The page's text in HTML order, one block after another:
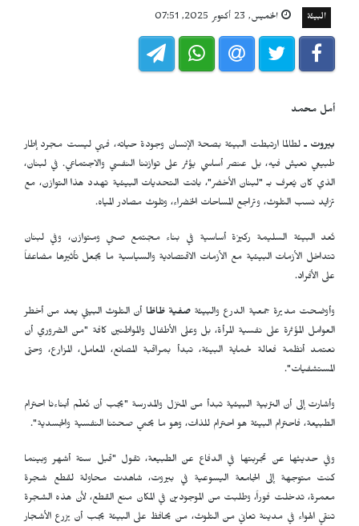
البيئة الخميس, 23 أكتوبر 2025, 07:51
أمل محمد
بيروت ـلطالما ارتبطت البيئة بصحة الإنسان وجودة حياته، فهي ليست مجرد إطار
طبيعي نعيش فيه، بل عنصر أساسي يؤثر على توازننا النفسي والاجتماعي. في لبنان،
الذي كان يُعرف بـ "لبنان الأخضر"، باتت التحديات البيئية تهدد هذا التوازن، مع
تزايد نسب التلوث، وتراجع المساحات الخضراء، وتلوث مصادر المياه.
تُعد البيئة السليمة ركيزة أساسية في بناء مجتمع صحي ومتوازن، وفي لبنان
تتداخل الأزمات البيئية مع الأزمات الاقتصادية والسياسية ما يجعل تأثيرها مضاعفاً
على الأفراد.
وأوضحت مديرة جمعية الدرع والبيئةصفية ظاظا أن التلوث البيئي يعد من أخطر
العوامل المؤثرة على نفسية المرأة، بل وعلى الأطفال والمواطنين كافة "من الضروري أن
نعتمد أنظمة فعالة لحماية البيئة، تبدأ بمراقبة المصانع، المعامل، المزارع، وحتى
المستشفيات".
وأشارت إلى أن التربية البيئية تبدأ من المنزل والمدرسة "يجب أن نُعلّم أبناءنا احترام
الطبيعة، فاحترام البيئة هو احترام للذات، وهو ما يحمي صحتنا النفسية والجسدية".
وفي حديثها عن تجربتها في الدفاع عن الطبيعة، تقول "قبل ستة أشهر وبينما
كنت متوجهة إلى الجامعة اليسوعية في بيروت، شاهدت محاولة لقطع شجرة
معمرة، تدخلت فوراً، وطلبت من الموجودين في المكان منع القطع، لأن هذه الشجرة
تنقي الهواء في مدينة تعاني من التلوث، من يحافظ على البيئة يجب أن يزرع الأشجار